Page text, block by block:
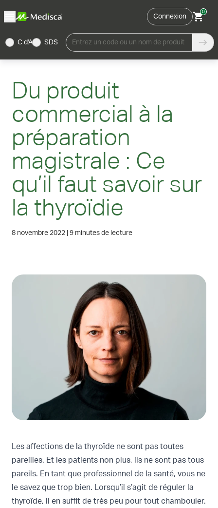
Connexion
0
C d'A SDS Entrez un code ou un nom de produit
8 novembre 2022 9 minutes de lecture
Du produit
commercial à la
préparation
magistrale : Ce
qu’il faut savoir sur
la thyroïdie
Les affections de la thyroïde ne sont pas toutes
pareilles. Et les patients non plus, ils ne sont pas tous
pareils. En tant que professionnel de la santé, vous ne
le savez que trop bien. Lorsqu’il s’agit de réguler la
thyroïde, il en suffit de très peu pour tout chambouler.